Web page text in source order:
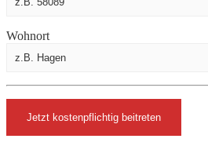
Wohnort